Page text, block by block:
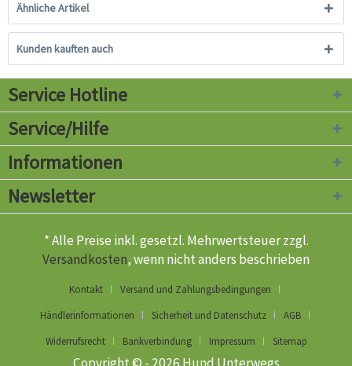
Ähnliche Artikel
Kunden kauften auch
Service Hotline
Service/Hilfe
Informationen
Newsletter
* Alle Preise inkl. gesetzl. Mehrwertsteuer zzgl.
Versandkosten, wenn nicht anders beschrieben
Kontakt
Versand und Zahlungsbedingungen
Händlerinformationen
Sicherheit und Datenschutz
AGB
Widerrufsrecht
Bankverbindung Impressum Sitemap
Copyright © - 2026 Hund Unterwegs